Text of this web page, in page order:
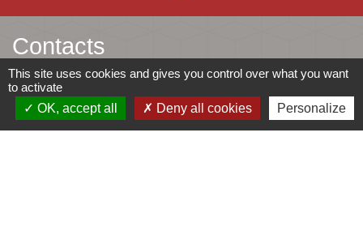
Contacts
Mairie d'Ingersheim
42 rue de la République
68040 Ingersheim - FRANCE
This site uses cookies and gives you control over what you want
to activate
OK, accept all
Deny all cookies Personalize